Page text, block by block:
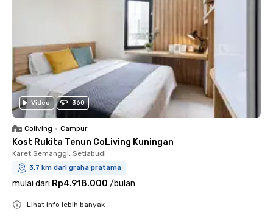
Video 360
Coliving • Campur
Kost Rukita Tenun CoLiving Kuningan
Karet Semanggi, Setiabudi
3.7 km dari graha pratama
mulai dari Rp4.918.000 /bulan
Lihat info lebih banyak